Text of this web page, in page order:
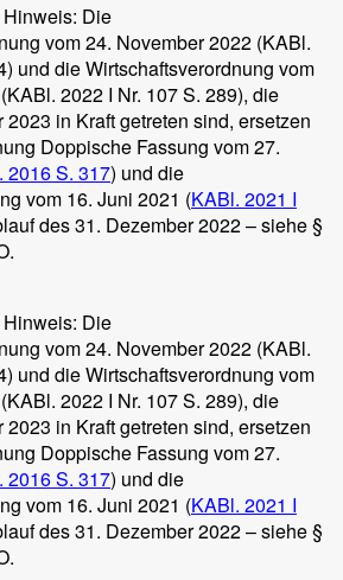
Die
vom 24. November 2022 (KABl.
und die Wirtschaftsverordnung vom
2022 I Nr. 107 S. 289), die
in Kraft getreten sind, ersetzen
Doppische Fassung vom 27.
2016 S. 317) und die
vom 16. Juni 2021 (KABl. 2021 I
des 31. Dezember 2022 – siehe §
Die
vom 24. November 2022 (KABl.
und die Wirtschaftsverordnung vom
2022 I Nr. 107 S. 289), die
in Kraft getreten sind, ersetzen
Doppische Fassung vom 27.
2016 S. 317) und die
vom 16. Juni 2021 (KABl. 2021 I
des 31. Dezember 2022 – siehe §